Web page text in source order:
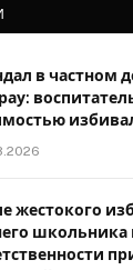
в частном
жестокого
школьника